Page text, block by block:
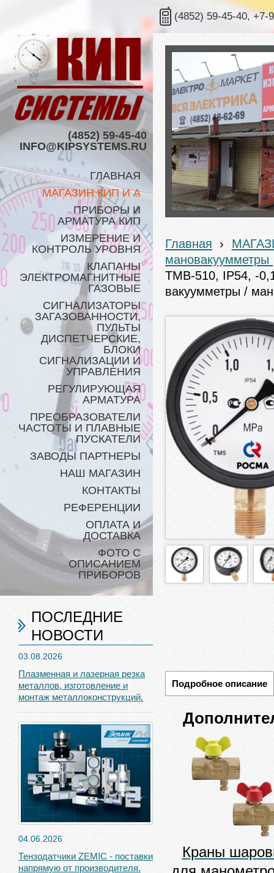
(4852) 59-45-40, +7-
(4852) 59-45-40
INFO@KIPSYSTEMS.RU
ГЛАВНАЯ
МАГАЗИН КИП И А
ПРИБОРЫ И
АРМАТУРА КИП
ИЗМЕРЕНИЕ И
КОНТРОЛЬ УРОВНЯ
КЛАПАНЫ
ЭЛЕКТРОМАГНИТНЫЕ
ГАЗОВЫЕ
СИГНАЛИЗАТОРЫ
ЗАГАЗОВАННОСТИ,
ПУЛЬТЫ
ДИСПЕТЧЕРСКИЕ,
БЛОКИ
СИГНАЛИЗАЦИИ И
УПРАВЛЕНИЯ
РЕГУЛИРУЮЩАЯ
АРМАТУРА
ПРЕОБРАЗОВАТЕЛИ
ЧАСТОТЫ И ПЛАВНЫЕ
ПУСКАТЕЛИ
ЗАВОДЫ ПАРТНЕРЫ
НАШ МАГАЗИН
КОНТАКТЫ
РЕФЕРЕНЦИИ
ОПЛАТА И
ДОСТАВКА
ФОТО С
ОПИСАНИЕМ
ПРИБОРОВ
ПОСЛЕДНИЕ
НОВОСТИ
03.08.2026
Плазменная и лазерная резка
металлов, изготовление и
монтаж металлоконструкций.
04.06.2026
Тензодатчики ZEMIC - поставки
напрямую от производителя.
Главная ›
мановакуумметры
ТМВ-510, IP54, -
вакуумметры /
Подробное описание
Краны